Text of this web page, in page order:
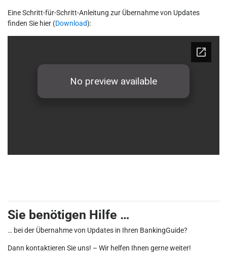
Eine Schritt-für-Schritt-Anleitung zur Übernahme von Updates
finden Sie hier (Download):
Sie benötigen Hilfe …
… bei der Übernahme von Updates in Ihren BankingGuide?
Dann kontaktieren Sie uns! – Wir helfen Ihnen gerne weiter!